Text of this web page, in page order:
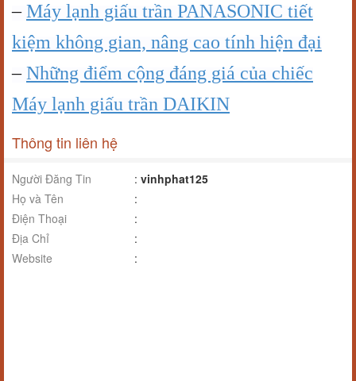
–Máy lạnh giấu trần PANASONIC tiết
kiệm không gian, nâng cao tính hiện đại
–Những điểm cộng đáng giá của chiếc
Máy lạnh giấu trần DAIKIN
Thông tin liên hệ
Người Đăng Tin : vinhphat125
Họ và Tên
:
Điện Thoại
:
Địa Chỉ
:
Website
: